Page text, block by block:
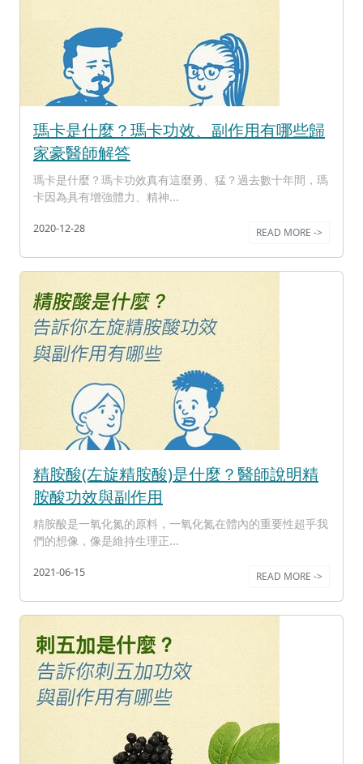
瑪卡是什麼？瑪卡功效、副作用有哪些歸
家豪醫師解答
瑪卡是什麼？瑪卡功效真有這麼勇、猛？過去數十年間，瑪
卡因為具有增強體力、精神...
2020-12-28 READ MORE ->
精胺酸(左旋精胺酸)是什麼？醫師說明精
胺酸功效與副作用
精胺酸是一氧化氮的原料，一氧化氮在體內的重要性超乎我
們的想像，像是維持生理正...
2021-06-15 READ MORE ->